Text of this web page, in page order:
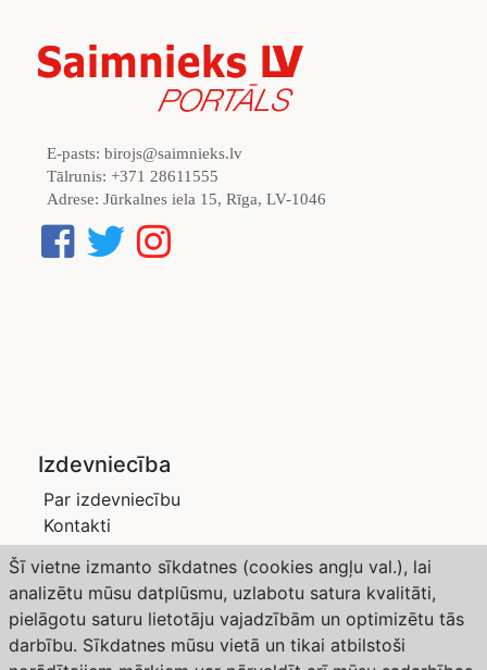
E-pasts: birojs@saimnieks.lv
Tālrunis: +371 28611555
Adrese: Jūrkalnes iela 15, Rīga, LV-1046
Izdevniecība
Par izdevniecību
Kontakti
Privātuma politika
Žurnāli
Saimnieks LV
Dārzs un Drava
Abonēšana
Šī vietne izmanto sīkdatnes (cookies angļu val.), lai
analizētu mūsu datplūsmu, uzlabotu satura kvalitāti,
pielāgotu saturu lietotāju vajadzībām un optimizētu tās
darbību. Sīkdatnes mūsu vietā un tikai atbilstoši